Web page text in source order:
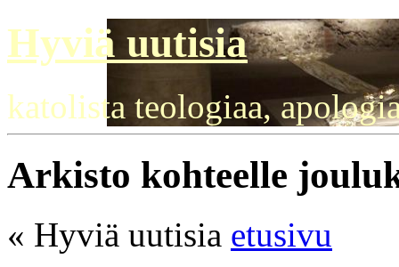
Hyviä uutisia
katolista teologiaa,
Arkisto kohteelle
« Hyviä uutisia etusivu